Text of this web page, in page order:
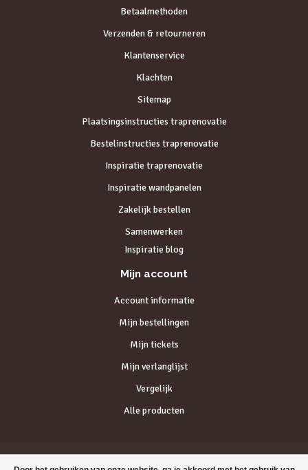
Betaalmethoden
Verzenden & retourneren
Klantenservice
Klachten
Sitemap
Plaatsingsinstructies traprenovatie
Bestelinstructies traprenovatie
Inspiratie traprenovatie
Inspiratie wandpanelen
Zakelijk bestellen
Samenwerken
Inspiratie blog
Mijn account
Account informatie
Mijn bestellingen
Mijn tickets
Mijn verlanglijst
Vergelijk
Alle producten